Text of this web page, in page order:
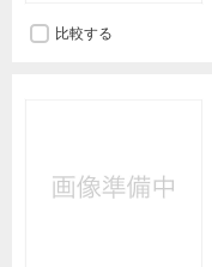
比較する